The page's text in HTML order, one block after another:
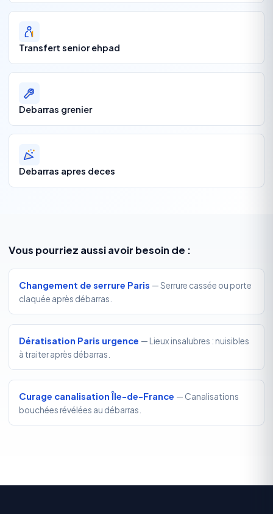
Transfert senior ehpad
Debarras grenier
Debarras apres deces
Vous pourriez aussi avoir besoin de :
Changement de serrure Paris — Serrure cassée ou porte
claquée après débarras.
Dératisation Paris urgence — Lieux insalubres : nuisibles
à traiter après débarras.
Curage canalisation Île-de-France — Canalisations
bouchées révélées au débarras.